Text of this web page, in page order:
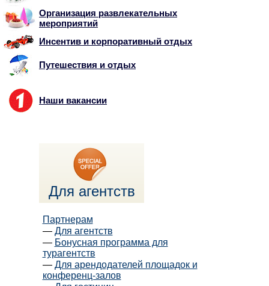
Организация развлекательных
мероприятий
Инсентив и корпоративный отдых
Путешествия и отдых
Наши вакансии
Для агентств
Партнерам
— Для агентств
— Бонусная программа для
турагентств
— Для арендодателей площадок и
конференц-залов